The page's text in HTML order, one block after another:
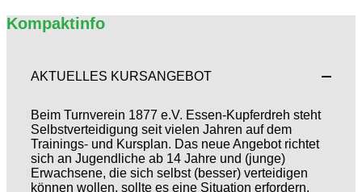
Kompaktinfo
AKTUELLES KURSANGEBOT
Beim Turnverein 1877 e.V. Essen-Kupferdreh steht
Selbstverteidigung seit vielen Jahren auf dem
Trainings- und Kursplan. Das neue Angebot richtet
sich an Jugendliche ab 14 Jahre und (junge)
Erwachsene, die sich selbst (besser) verteidigen
können wollen, sollte es eine Situation erfordern.